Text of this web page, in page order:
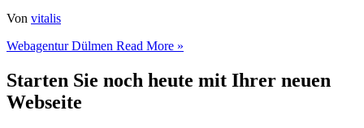
Von vitalis
Webagentur Dülmen Read More »
Starten Sie noch heute mit Ihrer neuen
Webseite